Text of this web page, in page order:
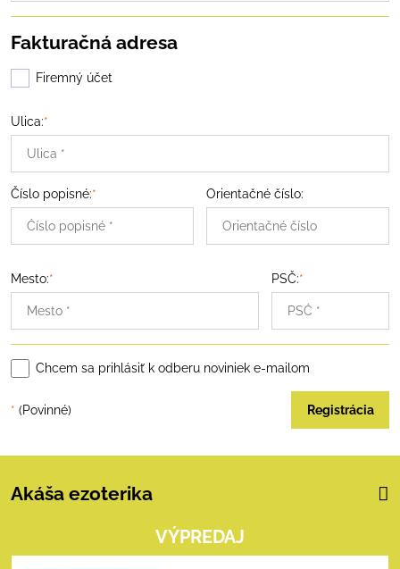
Fakturačná adresa
Firemný účet
Ulica:*
Číslo popisné:* Orientačné číslo:
Mesto:* PSČ:*
Chcem sa prihlásiť k odberu noviniek e-mailom
* (Povinné) Registrácia
Akáša ezoterika
VÝPREDAJ